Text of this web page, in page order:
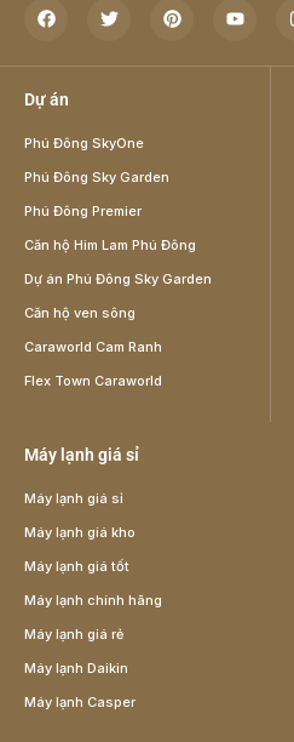
Dự án
Phú Đông SkyOne
Phú Đông Sky Garden
Phú Đông Premier
Căn hộ Him Lam Phú Đông
Dự án Phú Đông Sky Garden
Căn hộ ven sông
Caraworld Cam Ranh
Flex Town Caraworld
Máy lạnh giá sỉ
Máy lạnh giá sỉ
Máy lạnh giá kho
Máy lạnh giá tốt
Máy lạnh chính hãng
Máy lạnh giá rẻ
Máy lạnh Daikin
Máy lạnh Casper